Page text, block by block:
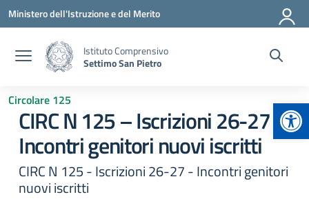
Vai ai contenuti
Vai al menu di navigazione
Vai al footer
Ministero dell'Istruzione e del Merito
Istituto Comprensivo
Settimo San Pietro
Circolare 125
CIRC N 125 – Iscrizioni 26-27 –
Incontri genitori nuovi iscritti
CIRC N 125 - Iscrizioni 26-27 - Incontri genitori
nuovi iscritti